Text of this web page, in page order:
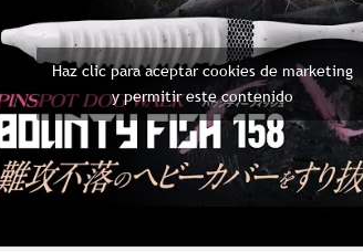
Haz clic para aceptar cookies de marketing
y permitir este contenido